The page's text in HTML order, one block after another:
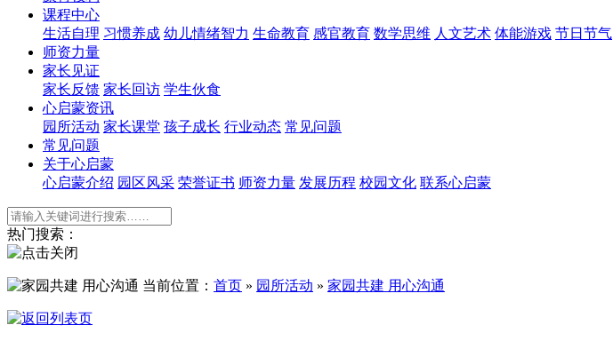
课程中心
生活自理 习惯养成 幼儿情绪智力 生命教育 感官教育 数学思维 人文艺术 体能游戏 节日节气
师资力量
家长见证
家长反馈 家长回访 学生伙食
心启蒙资讯
园所活动 家长课堂 孩子成长 行业动态 常见问题
常见问题
关于心启蒙
心启蒙介绍 园区风采 荣誉证书 师资力量 发展历程 校园文化 联系心启蒙
热门搜索：
当前位置： 首页 » 园所活动 » 家园共建 用心沟通